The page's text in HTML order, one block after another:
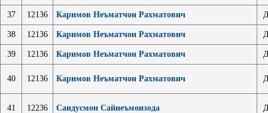
37 12136 Каримов Неъматчон Рахматович
38 12136 Каримов Неъматчон Рахматович
39 12136 Каримов Неъматчон Рахматович
40 12136 Каримов Неъматчон Рахматович
41 12236 Саидусмон Сайнеъмонзода